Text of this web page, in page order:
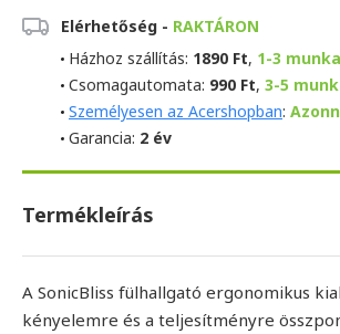
Elérhetőség - RAKTÁRON
Házhoz szállítás: 1890 Ft, 1-3
Csomagautomata: 990 Ft, 3-5
Személyesen az Acershopban:
Garancia: 2 év
Termékleírás
A SonicBliss fülhallgató ergonomikus
kényelemre és a teljesítményre